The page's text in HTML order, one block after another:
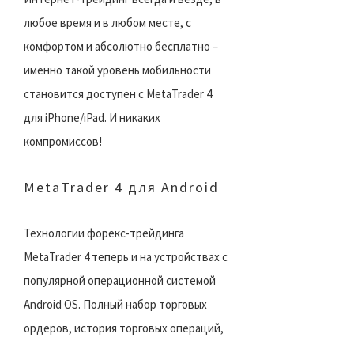
любое время и в любом месте, с
комфортом и абсолютно бесплатно –
именно такой уровень мобильности
становится доступен с MetaTrader 4
для iPhone/iPad. И никаких
компромиссов!
MetaTrader 4 для Android
Технологии форекс-трейдинга
MetaTrader 4 теперь и на устройствах с
популярной операционной системой
Android OS. Полный набор торговых
ордеров, история торговых операций,